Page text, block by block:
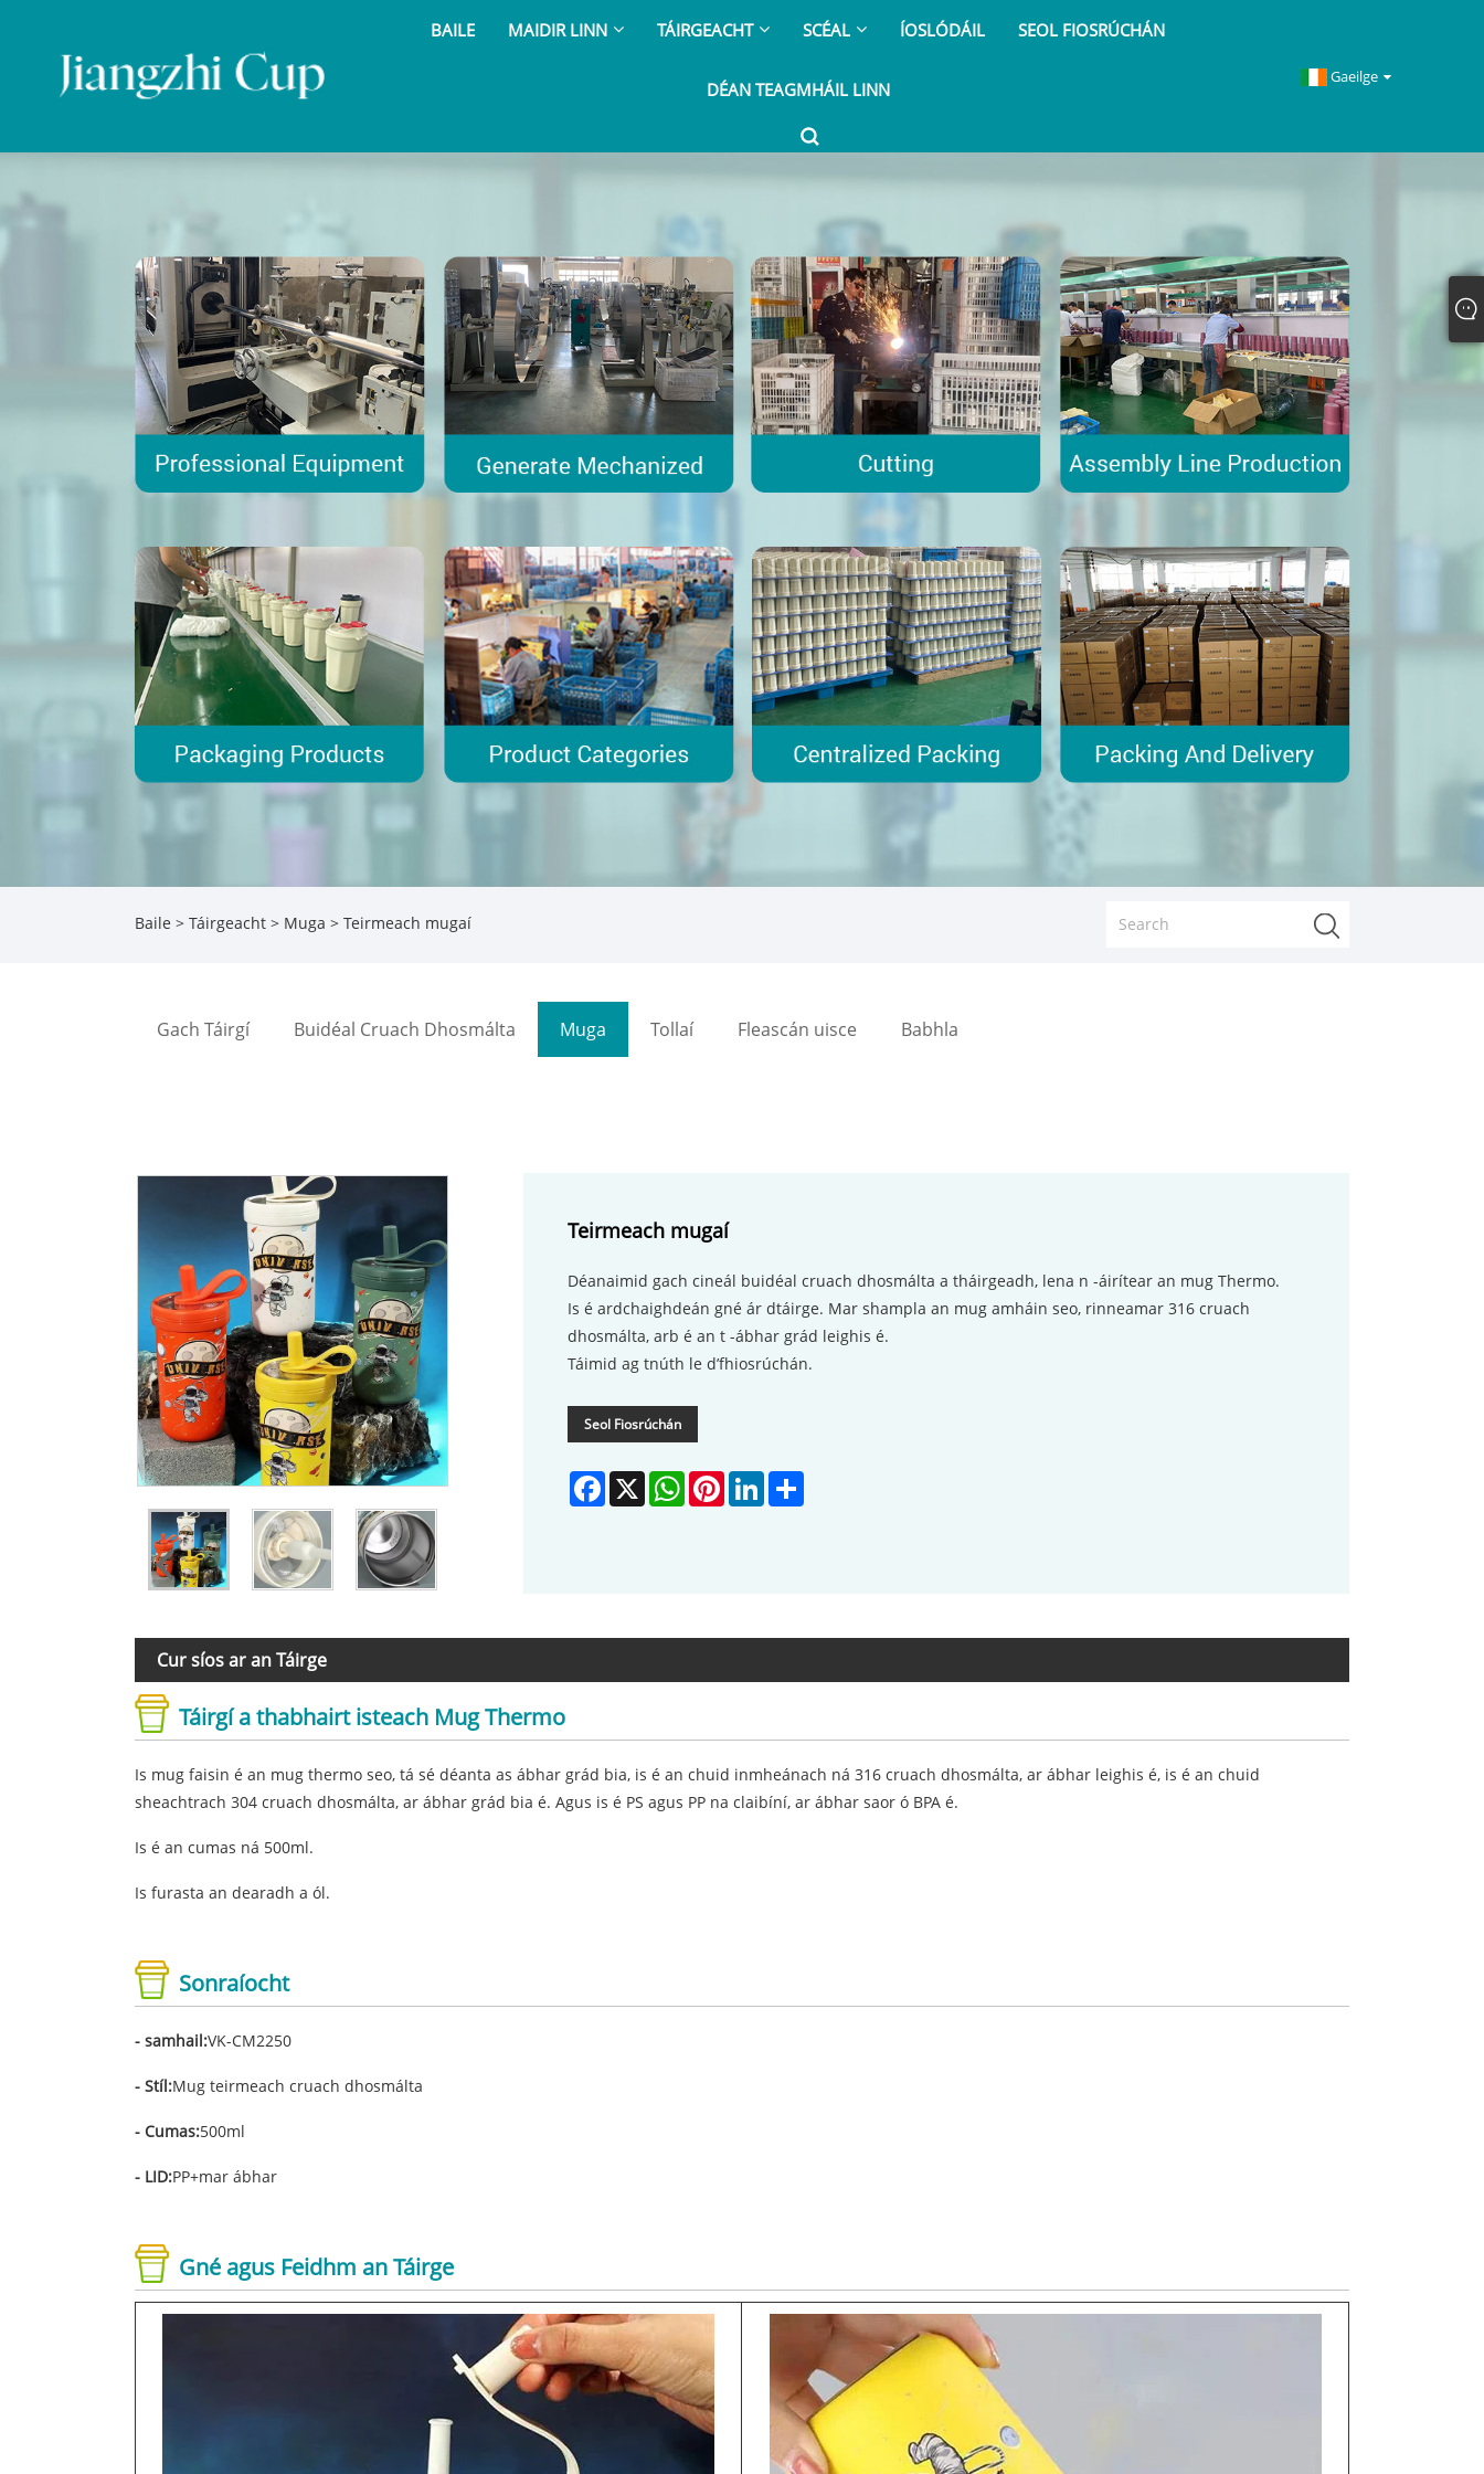
BAILE MAIDIR LINN TÁIRGEACHT SCÉAL ÍOSLÓDÁIL SEOL FIOSRÚCHÁN
DÉAN TEAGMHÁIL LINN
Gaeilge
Baile > Táirgeacht > Muga > Teirmeach mugaí
Gach Táirgí Buidéal Cruach Dhosmálta Muga Tollaí Fleascán uisce Babhla
Teirmeach mugaí
Déanaimid gach cineál buidéal cruach dhosmálta a tháirgeadh, lena n -áirítear an mug Thermo.
Is é ardchaighdeán gné ár dtáirge. Mar shampla an mug amháin seo, rinneamar 316 cruach
dhosmálta, arb é an t -ábhar grád leighis é.
Táimid ag tnúth le d’fhiosrúchán.
Seol Fiosrúchán
Facebook
X WhatsAppPinterestLinkedIn
Cur síos ar an Táirge
Táirgí a thabhairt isteach Mug Thermo
Is mug faisin é an mug thermo seo, tá sé déanta as ábhar grád bia, is é an chuid inmheánach ná 316 cruach dhosmálta, ar ábhar leighis é, is é an chuid
sheachtrach 304 cruach dhosmálta, ar ábhar grád bia é. Agus is é PS agus PP na claibíní, ar ábhar saor ó BPA é.
Is é an cumas ná 500ml.
Is furasta an dearadh a ól.
Sonraíocht
- samhail:VK-CM2250
- Stíl:Mug teirmeach cruach dhosmálta
- Cumas:500ml
- LID:PP+mar ábhar
Gné agus Feidhm an Táirge